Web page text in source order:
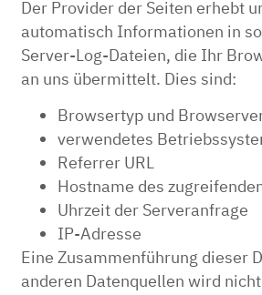
Der Provider der Seiten erhebt
automatisch Informationen in
Server-Log-Dateien, die Ihr
an uns übermittelt. Dies sind:
Browsertyp und
verwendetes
Referrer URL
Hostname des
Uhrzeit der Serveranfrage
IP-Adresse
Eine Zusammenführung dieser
anderen Datenquellen wird